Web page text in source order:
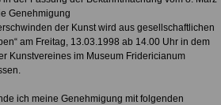
Genehmigung
der Kunst wird aus gesellschaftlichen
am Freitag, 13.03.1998 ab 14.00 Uhr in dem
Kunstvereines im Museum Fridericianum
ich meine Genehmigung mit folgenden